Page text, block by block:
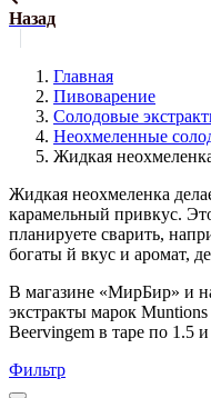
Назад
Главная
Пивоварение
Солодовые
Неохмеленные
Жидкая
Жидкая неохмеленка
карамельный привкус.
планируете сварить,
богаты й вкус и аромат,
В магазине «МирБир» и
экстракты марок
Beervingem в таре по 1.5 и
Фильтр